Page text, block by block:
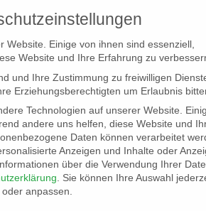
ELB-LOCATION: PANORAMA
Website. Einige von ihnen sind essenziell,
Website und Ihre Erfahrung zu
und Ihre Zustimmung zu freiwilligen
Erziehungsberechtigten um Erlaubnis
Technologien auf unserer Website.
andere uns helfen, diese Website und
Daten können verarbeitet
Anzeigen und Inhalte oder
über die Verwendung Ihrer
Sie können Ihre Auswahl
anpassen.